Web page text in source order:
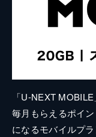
「U-NEXT
毎月もらえるポイ
になるモバイルプ